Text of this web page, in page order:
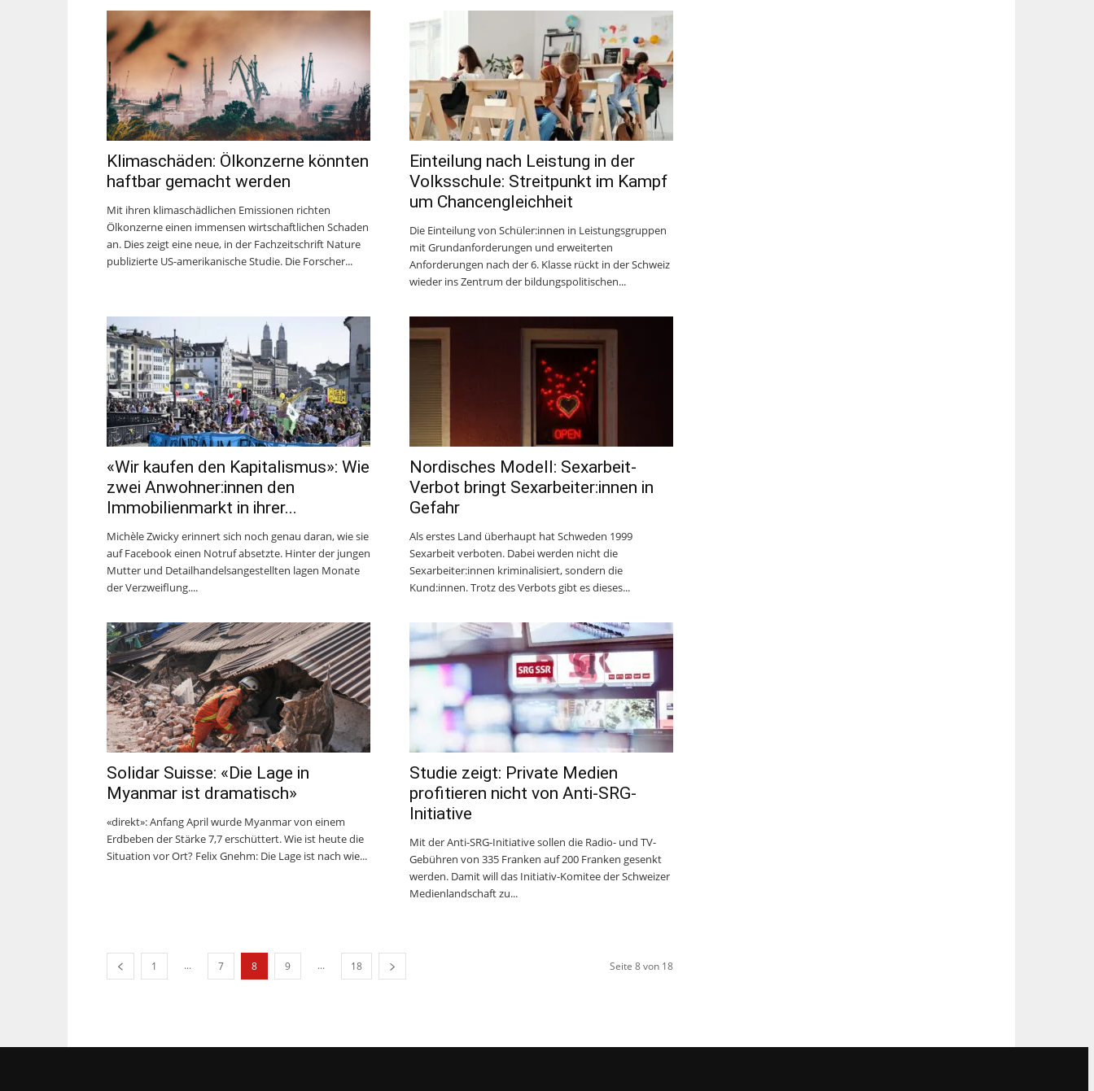
Klimaschäden: Ölkonzerne könnten
haftbar gemacht werden
Mit ihren klimaschädlichen Emissionen richten
Ölkonzerne einen immensen wirtschaftlichen Schaden
an. Dies zeigt eine neue, in der Fachzeitschrift Nature
publizierte US-amerikanische Studie. Die Forscher...
Einteilung nach Leistung in der
Volksschule: Streitpunkt im Kampf
um Chancengleichheit
Die Einteilung von Schüler:innen in Leistungsgruppen
mit Grundanforderungen und erweiterten
Anforderungen nach der 6. Klasse rückt in der Schweiz
wieder ins Zentrum der bildungspolitischen...
«Wir kaufen den Kapitalismus»: Wie
zwei Anwohner:innen den
Immobilienmarkt in ihrer...
Michèle Zwicky erinnert sich noch genau daran, wie sie
auf Facebook einen Notruf absetzte. Hinter der jungen
Mutter und Detailhandelsangestellten lagen Monate
der Verzweiflung....
Nordisches Modell: Sexarbeit-
Verbot bringt Sexarbeiter:innen in
Gefahr
Als erstes Land überhaupt hat Schweden 1999
Sexarbeit verboten. Dabei werden nicht die
Sexarbeiter:innen kriminalisiert, sondern die
Kund:innen. Trotz des Verbots gibt es dieses...
Solidar Suisse: «Die Lage in
Myanmar ist dramatisch»
«direkt»: Anfang April wurde Myanmar von einem
Erdbeben der Stärke 7,7 erschüttert. Wie ist heute die
Situation vor Ort? Felix Gnehm: Die Lage ist nach wie...
Studie zeigt: Private Medien
profitieren nicht von Anti-SRG-
Initiative
Mit der Anti-SRG-Initiative sollen die Radio- und TV-
Gebühren von 335 Franken auf 200 Franken gesenkt
werden. Damit will das Initiativ-Komitee der Schweizer
Medienlandschaft zu...
1 ... 7 8 9 ... 18 Seite 8 von 18